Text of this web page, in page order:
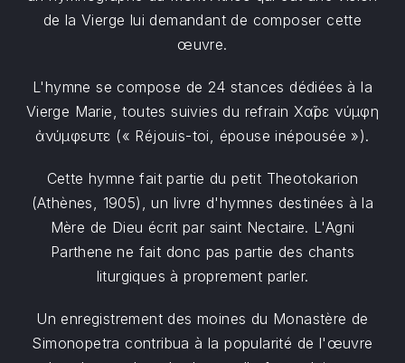
de la Vierge lui demandant de composer cette
œuvre.
L'hymne se compose de 24 stances dédiées à la
Vierge Marie, toutes suivies du refrain Χαῖρε νύμφη
ἀνύμφευτε (« Réjouis-toi, épouse inépousée »).
Cette hymne fait partie du petit Theotokarion
(Athènes, 1905), un livre d'hymnes destinées à la
Mère de Dieu écrit par saint Nectaire. L'Agni
Parthene ne fait donc pas partie des chants
liturgiques à proprement parler.
Un enregistrement des moines du Monastère de
Simonopetra contribua à la popularité de l'œuvre